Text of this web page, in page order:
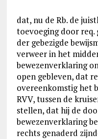
dat, nu de Rb. de
toevoeging door req.
der gebezigde
verweer in het
bewezenverklaring
open gebleven, dat
overeenkomstig het
RVV, tussen de
stellen, dat hij de
bewezenverklaring
rechts genaderd